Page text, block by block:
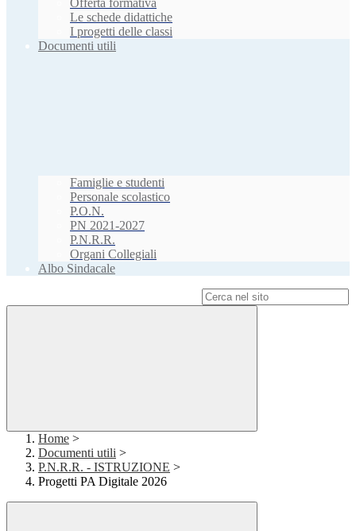
Offerta formativa
Le schede didattiche
I progetti delle classi
Documenti utili
Famiglie e studenti
Personale scolastico
P.O.N.
PN 2021-2027
P.N.R.R.
Organi Collegiali
Albo Sindacale
Home >
Documenti utili >
P.N.R.R. - ISTRUZIONE >
Progetti PA Digitale 2026